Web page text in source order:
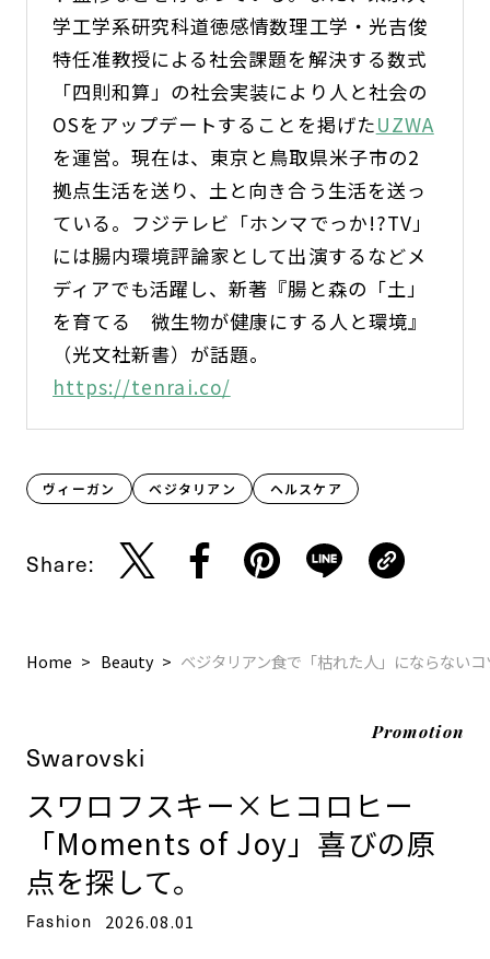
学工学系研究科道徳感情数理工学・光吉俊
特任准教授による社会課題を解決する数式
「四則和算」の社会実装により人と社会の
OSをアップデートすることを掲げたUZWA
を運営。現在は、東京と鳥取県米子市の2
拠点生活を送り、土と向き合う生活を送っ
ている。フジテレビ「ホンマでっか!?TV」
には腸内環境評論家として出演するなどメ
ディアでも活躍し、新著『腸と森の「土」
を育てる 微生物が健康にする人と環境』
（光文社新書）が話題。
https://tenrai.co/
ヴィーガン ベジタリアン ヘルスケア
Share:
Home Beauty ベジタリアン食で「枯れた人」にならない
Promotion
Swarovski
スワロフスキー×ヒコロヒー
「Moments of Joy」喜びの原
点を探して。
Fashion 2026.08.01